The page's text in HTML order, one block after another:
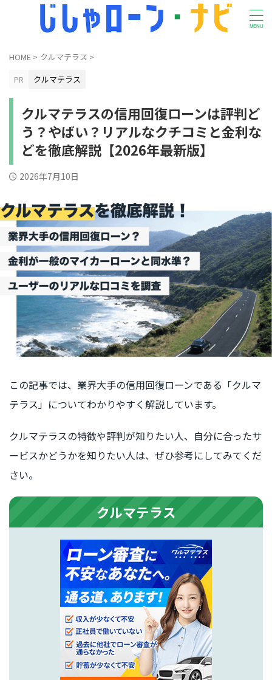
HOME > クルマテラス >
PR
クルマテラス
クルマテラスの信用回復ローンは評判ど
う？やばい？リアルなクチコミと金利な
どを徹底解説【2026年最新版】
2026年7月10日
この記事では、業界大手の信用回復ローンである「クルマ
テラス」についてわかりやすく解説しています。
クルマテラスの特徴や評判が知りたい人、自分に合ったサ
ービスかどうかを知りたい人は、ぜひ参考にしてみてくだ
さい。
クルマテラス